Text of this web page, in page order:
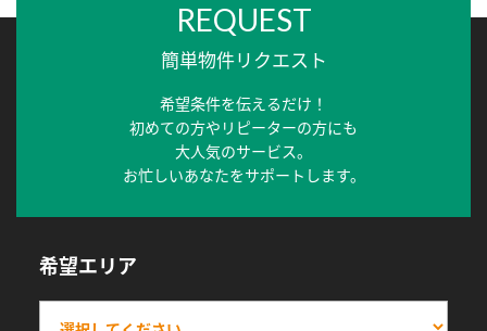
REQUEST
簡単物件リクエスト
希望条件を伝えるだけ！
初めての方やリピーターの方にも
大人気のサービス。
お忙しいあなたをサポートします。
希望エリア